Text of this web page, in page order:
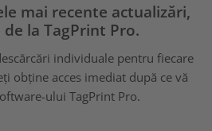
mai recente actualizări,
la TagPrint Pro.
individuale pentru fiecare
obține acces imediat după ce vă
ului TagPrint Pro.